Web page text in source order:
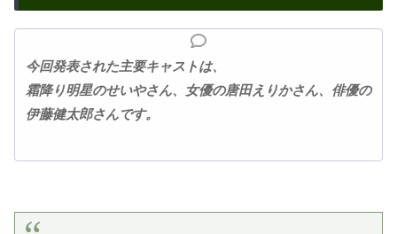
今回発表された主要キャストは、
霜降り明星のせいやさん、女優の唐田えりかさん、俳優の
伊藤健太郎さんです。